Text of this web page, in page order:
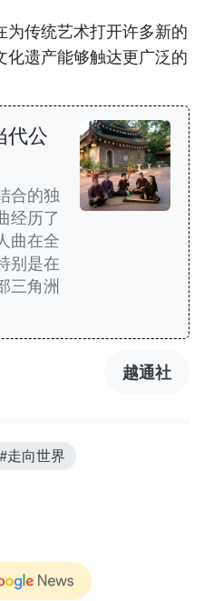
传统艺术打开许多新的
遗产能够触达更广泛的
代公
合的独
经历了
曲在全
别是在
三角洲
越通社
#走向世界